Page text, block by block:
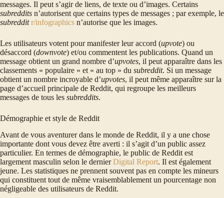
messages. Il peut s’agir de liens, de texte ou d’images. Certains
subreddits n’autorisent que certains types de messages ; par exemple, le
subreddit r/infographics n’autorise que les images.
Les utilisateurs votent pour manifester leur accord (upvote) ou
désaccord (downvote) et/ou commentent les publications. Quand un
message obtient un grand nombre d’upvotes, il peut apparaître dans les
classements « populaire » et « au top » du subreddit. Si un message
obtient un nombre incroyable d’upvotes, il peut même apparaître sur la
page d’accueil principale de Reddit, qui regroupe les meilleurs
messages de tous les subreddits.
Démographie et style de Reddit
Avant de vous aventurer dans le monde de Reddit, il y a une chose
importante dont vous devez être averti : il s’agit d’un public assez
particulier. En termes de démographie, le public de Reddit est
largement masculin selon le dernierDigital Report. Il est également
jeune. Les statistiques ne prennent souvent pas en compte les mineurs
qui constituent tout de même vraisemblablement un pourcentage non
négligeable des utilisateurs de Reddit.